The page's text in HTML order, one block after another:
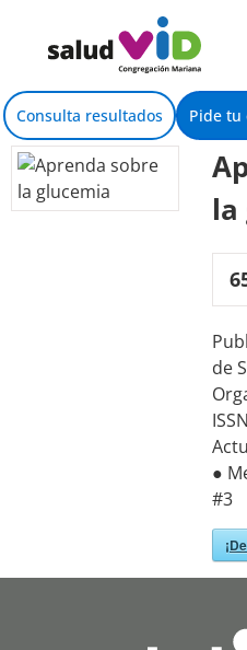
Consulta resultados Pide tu
la
de
●
#3